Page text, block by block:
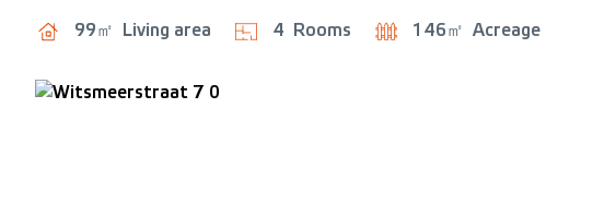
99㎡ Living area 4 Rooms 146㎡ Acreage